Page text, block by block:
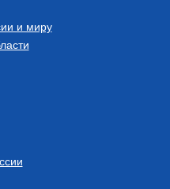
и миру